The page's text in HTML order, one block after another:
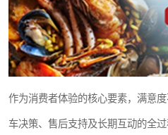
作为消费者体验的核心要素，满意
车决策、售后支持及长期互动的全过